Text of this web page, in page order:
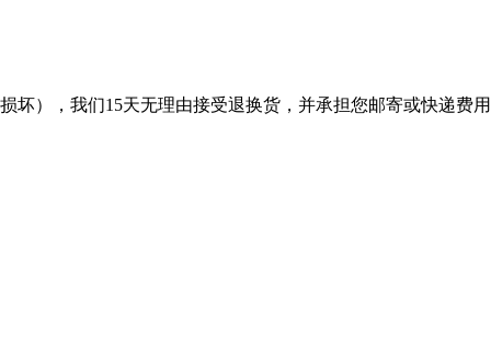
坏），我们15天无理由接受退换货，并承担您邮寄或快递费